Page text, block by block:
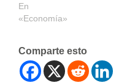
En
«Economía»
Comparte esto